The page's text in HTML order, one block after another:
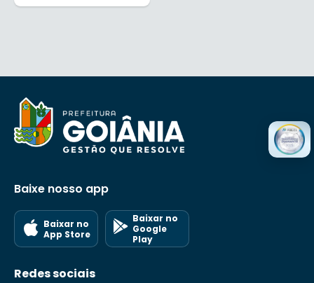
Baixe nosso app
Baixar no
App Store
Baixar no
Google
Play
Redes sociais